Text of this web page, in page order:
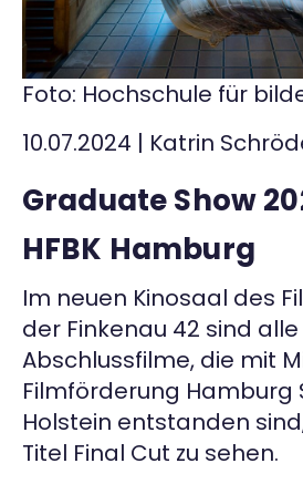
Veranstaltungen
Über uns
Kontakt
Foto: Hochschule für
10.07.2024 | Katrin
Graduate Show
HFBK Hamburg
Im neuen Kinosaal des
der Finkenau 42 sind alle
Abschlussfilme, die mit
Filmförderung Hamburg
Holstein entstanden
Titel Final Cut zu sehen.